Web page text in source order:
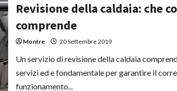
pulizie
di
casa:
quali
Revisione della caldaia: che
comprende
Montre 20 Settembre 2019
Un servizio di revisione della caldaia
servizi ed e fondamentale per garantire il
funzionamento...